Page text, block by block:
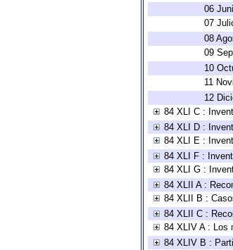
06
07
08
09
10
11
12
84 XLI C :
84 XLI D :
84 XLI E :
84 XLI F :
84 XLI G :
84 XLII A :
84 XLII B :
84 XLII C :
84 XLIV A : Los
84 XLIV B :